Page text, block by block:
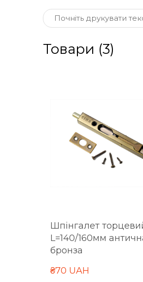
Товари (3)
Шпінгалет
L=140/160мм
бронза
₴70 UAH